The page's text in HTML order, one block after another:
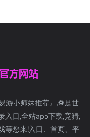
游小师妹推荐』,⚽️是世
入口,全站app下载,竞猜,
等您来!入口、首页、平